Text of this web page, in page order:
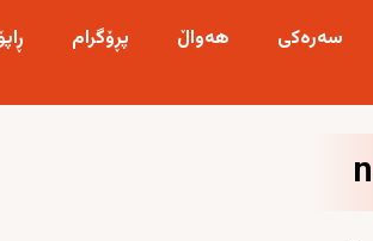
سەرەکی هەواڵ پڕۆگرام